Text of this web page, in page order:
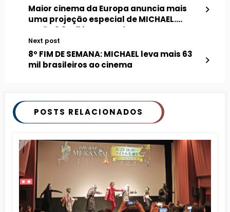
Maior cinema da Europa anuncia mais
uma projeção especial de MICHAEL.
Serão 2,8 mil ingressos!
Next post
8º FIM DE SEMANA: MICHAEL leva mais 63
mil brasileiros ao cinema
POSTS RELACIONADOS